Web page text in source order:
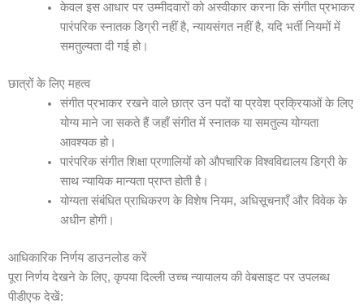
केवल इस आधार पर उम्मीदवारों को अस्वीकार करना कि संगीत प्रभाकर
पारंपरिक स्नातक डिग्री नहीं है, न्यायसंगत नहीं है, यदि भर्ती नियमों में
समतुल्यता दी गई हो।
छात्रों के लिए महत्व
संगीत प्रभाकर रखने वाले छात्र उन पदों या प्रवेश प्रक्रियाओं के लिए
योग्य माने जा सकते हैं जहाँ संगीत में स्नातक या समतुल्य योग्यता
आवश्यक हो।
पारंपरिक संगीत शिक्षा प्रणालियों को औपचारिक विश्वविद्यालय डिग्री के
साथ न्यायिक मान्यता प्राप्त होती है।
योग्यता संबंधित प्राधिकरण के विशेष नियम, अधिसूचनाएँ और विवेक के
अधीन होगी।
आधिकारिक निर्णय डाउनलोड करें
पूरा निर्णय देखने के लिए, कृपया दिल्ली उच्च न्यायालय की वेबसाइट पर उपलब्ध
पीडीएफ देखें: